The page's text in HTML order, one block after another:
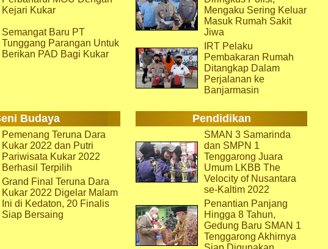
Kejari Kukar
Semangat Baru PT
Tunggang Parangan Untuk
Berikan PAD Bagi Kukar
Mengaku Sering Keluar
Masuk Rumah Sakit
Jiwa
IRT Pelaku
Pembakaran Rumah
Ditangkap Dalam
Perjalanan ke
Banjarmasin
Budaya Pendidikan
Pemenang Teruna Dara
Kukar 2022 dan Putri
Pariwisata Kukar 2022
Berhasil Terpilih
Grand Final Teruna Dara
Kukar 2022 Digelar Malam
Ini di Kedaton, 20 Finalis
Siap Bersaing
SMAN 3 Samarinda
dan SMPN 1
Tenggarong Juara
Umum LKBB The
Velocity of Nusantara
se-Kaltim 2022
Penantian Panjang
Hingga 8 Tahun,
Gedung Baru SMAN 1
Tenggarong Akhirnya